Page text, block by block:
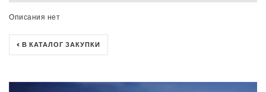
Описания нет
< В КАТАЛОГ ЗАКУПКИ